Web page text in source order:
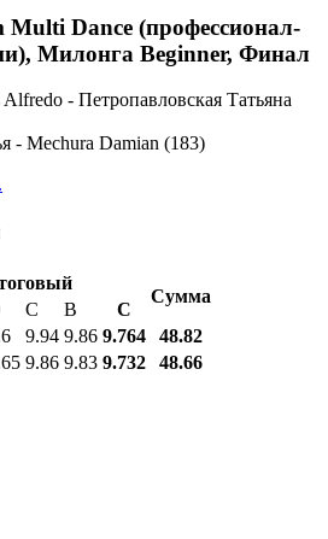
Multi Dance (профессионал-
Милонга Beginner, Финал
- Петропавловская Татьяна
- Mechura Damian (183)
Сумма
C B
С
9.94 9.86 9.764
48.82
9.86 9.83 9.732 48.66